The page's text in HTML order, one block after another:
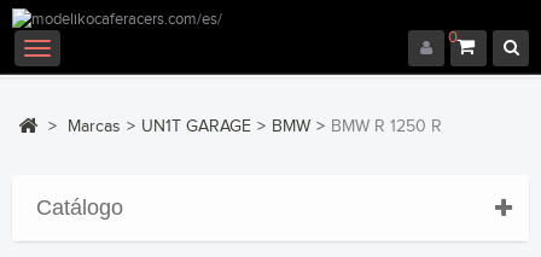
0
Navegación
Toggle
> Marcas > UN1T GARAGE > BMW > BMW R 1250 R
Catálogo